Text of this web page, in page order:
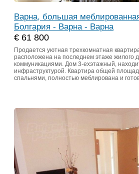
Варна, большая
Болгария - Варна - Варна
€ 61 800
Продается уютная трехкомнатная
расположена на последнем этаже жилого
коммуникациями. Дом 3-ехэтажный,
инфраструктурой. Квартира общей
спальнями, полностью меблирована и